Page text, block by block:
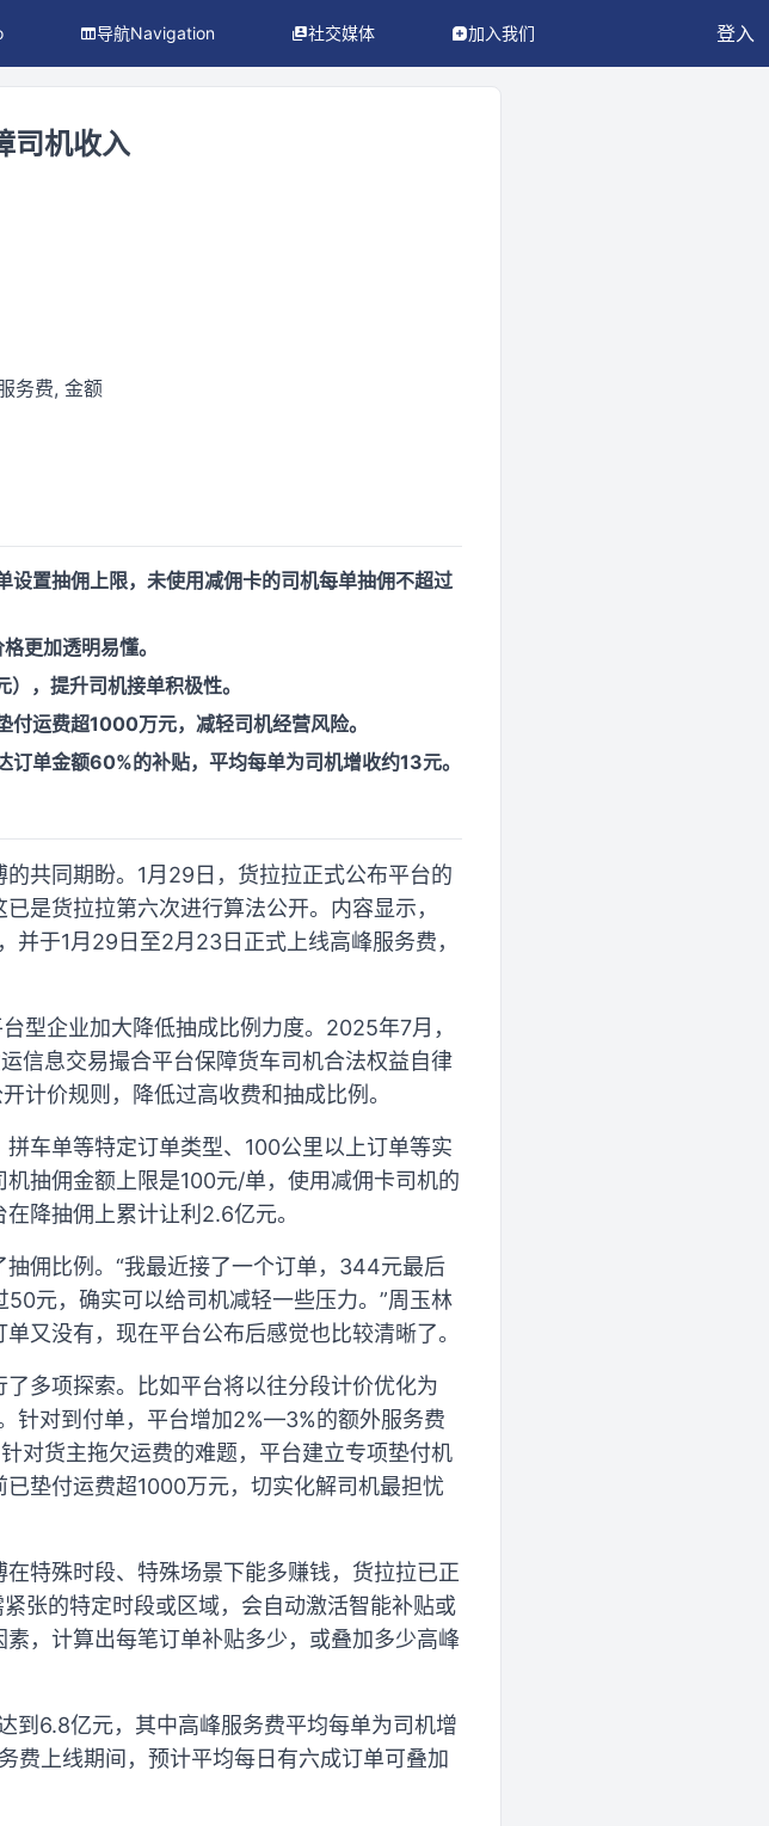
导航Navigation 社交媒体 加入我们 登入
司机收入
务费, 金额
置抽佣上限，未使用减佣卡的司机每单抽佣不超过
更加透明易懂。
，提升司机接单积极性。
运费超1000万元，减轻司机经营风险。
单金额60%的补贴，平均每单为司机增收约13元。
共同期盼。1月29日，货拉拉正式公布平台的
是货拉拉第六次进行算法公开。内容显示，
于1月29日至2月23日正式上线高峰服务费，
型企业加大降低抽成比例力度。2025年7月，
信息交易撮合平台保障货车司机合法权益自律
计价规则，降低过高收费和抽成比例。
车单等特定订单类型、100公里以上订单等实
抽佣金额上限是100元/单，使用减佣卡司机的
降抽佣上累计让利2.6亿元。
佣比例。“我最近接了一个订单，344元最后
元，确实可以给司机减轻一些压力。”周玉林
又没有，现在平台公布后感觉也比较清晰了。
多项探索。比如平台将以往分段计价优化为
针对到付单，平台增加2%—3%的额外服务费
对货主拖欠运费的难题，平台建立专项垫付机
垫付运费超1000万元，切实化解司机最担忧
特殊时段、特殊场景下能多赚钱，货拉拉已正
张的特定时段或区域，会自动激活智能补贴或
，计算出每笔订单补贴多少，或叠加多少高峰
到6.8亿元，其中高峰服务费平均每单为司机增
费上线期间，预计平均每日有六成订单可叠加